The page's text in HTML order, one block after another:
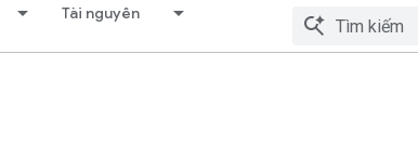
Tài nguyên